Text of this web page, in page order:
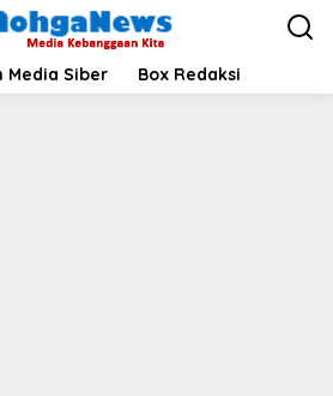
Media Siber Box Redaksi